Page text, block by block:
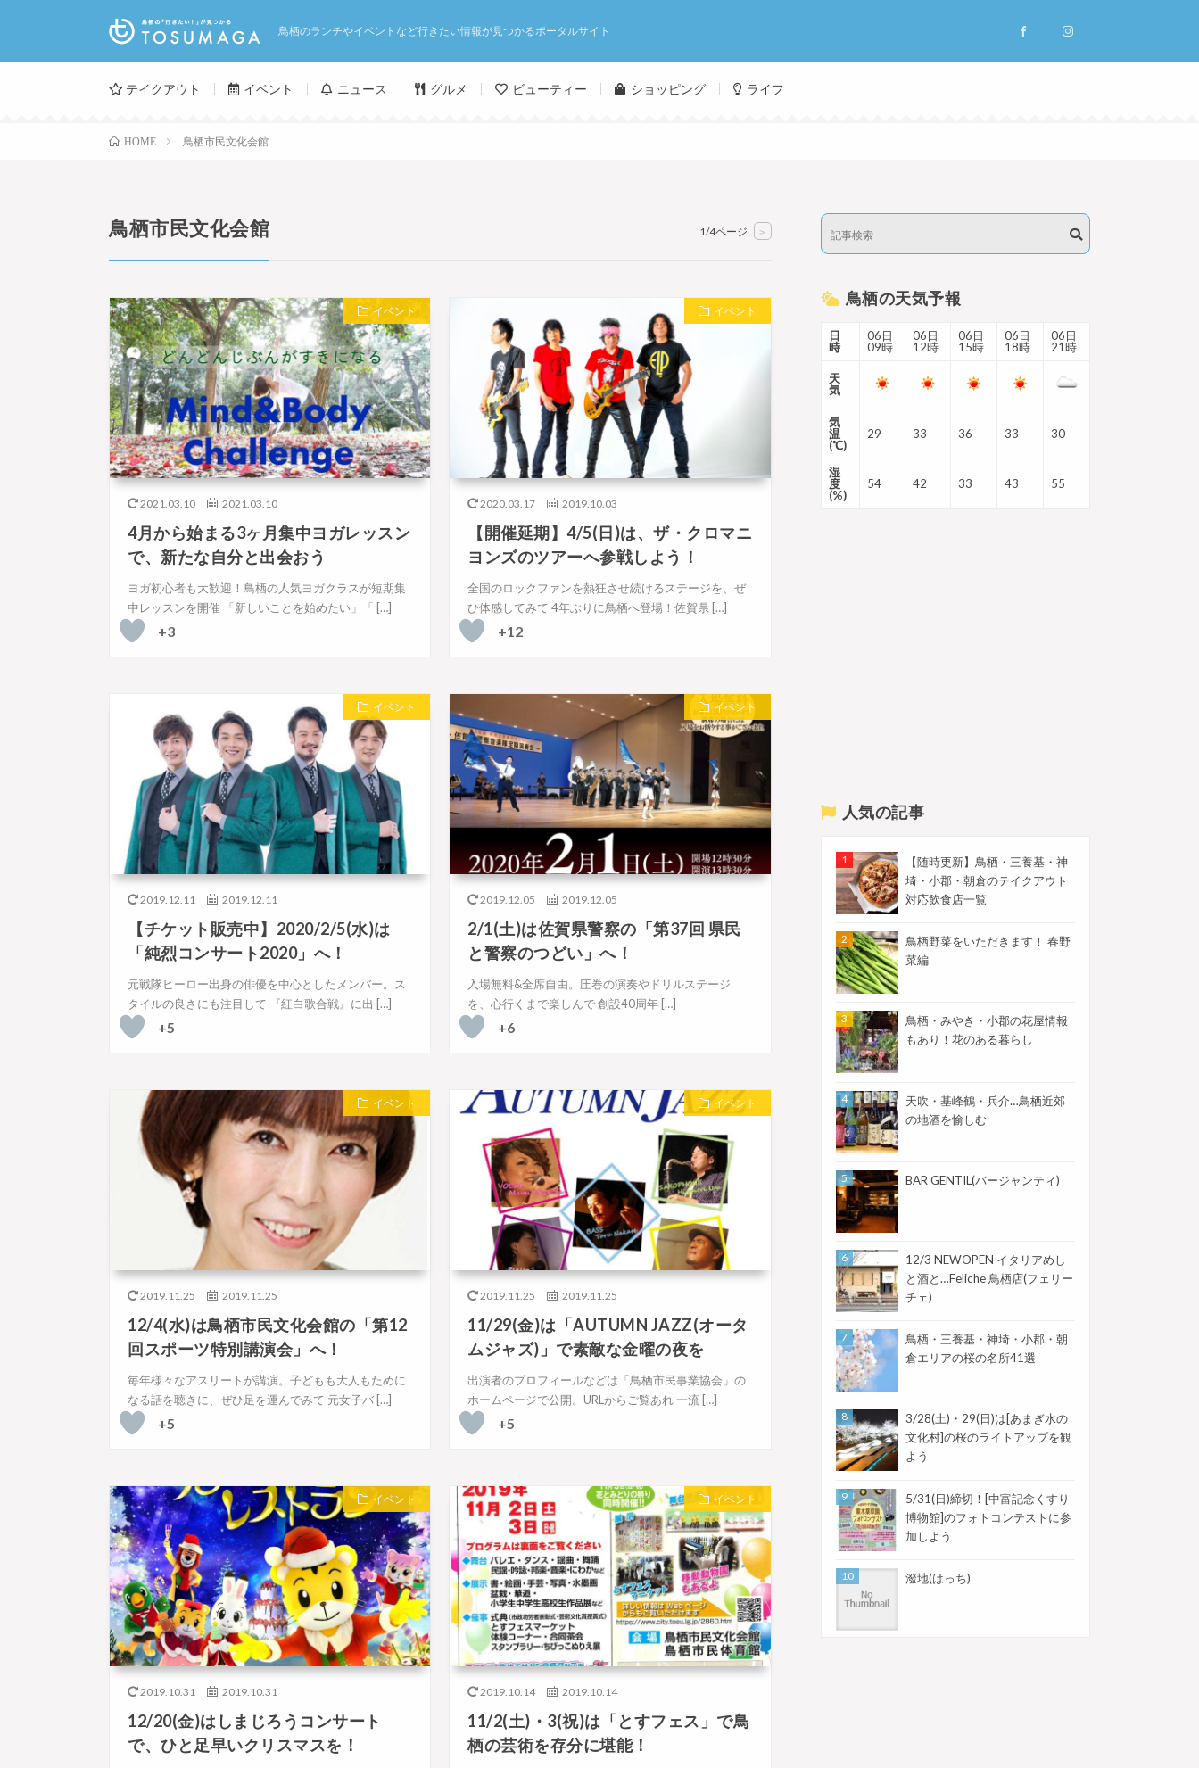
鳥栖のランチやイベントなど行きたい情報が見つかるポータルサイト
テイクアウト イベント ニュース グルメ ビューティー ショッピング ライフ
HOME 鳥栖市民文化会館
鳥栖市民文化会館 1/4ページ >
イベント
2021.03.10 2021.03.10
4月から始まる3ヶ月集中ヨガレッスン
で、新たな自分と出会おう
ヨガ初心者も大歓迎！鳥栖の人気ヨガクラスが短期集
中レッスンを開催 「新しいことを始めたい」「 […]
+3
イベント
2020.03.17 2019.10.03
【開催延期】4/5(日)は、ザ・クロマニ
ヨンズのツアーへ参戦しよう！
全国のロックファンを熱狂させ続けるステージを、ぜ
ひ体感してみて 4年ぶりに鳥栖へ登場！佐賀県 […]
+12
イベント
2019.12.11 2019.12.11
【チケット販売中】2020/2/5(水)は
「純烈コンサート2020」へ！
元戦隊ヒーロー出身の俳優を中心としたメンバー。ス
タイルの良さにも注目して 『紅白歌合戦』に出 […]
+5
イベント
2019.12.05 2019.12.05
2/1(土)は佐賀県警察の「第37回 県民
と警察のつどい」へ！
入場無料&全席自由。圧巻の演奏やドリルステージ
を、心行くまで楽しんで 創設40周年 […]
+6
イベント
2019.11.25 2019.11.25
12/4(水)は鳥栖市民文化会館の「第12
回スポーツ特別講演会」へ！
毎年様々なアスリートが講演。子どもも大人もために
なる話を聴きに、ぜひ足を運んでみて 元女子バ […]
+5
イベント
2019.11.25 2019.11.25
11/29(金)は「AUTUMN JAZZ(オータ
ムジャズ)」で素敵な金曜の夜を
出演者のプロフィールなどは「鳥栖市民事業協会」の
ホームページで公開。URLからご覧あれ 一流 […]
+5
イベント
2019.10.31 2019.10.31
12/20(金)はしまじろうコンサート
で、ひと足早いクリスマスを！
イベント
2019.10.14 2019.10.14
11/2(土)・3(祝)は「とすフェス」で鳥
栖の芸術を存分に堪能！
鳥栖の天気予報
日
時
06日
09時
06日
12時
06日
15時
06日
18時
06日
21時
天
気
気
温
(℃)
29 33 36 33 30
湿
度
(%)
54 42 33 43 55
人気の記事
【随時更新】鳥栖・三養基・神
埼・小郡・朝倉のテイクアウト
対応飲食店一覧
鳥栖野菜をいただきます！ 春野
菜編
鳥栖・みやき・小郡の花屋情報
もあり！花のある暮らし
天吹・基峰鶴・兵介…鳥栖近郊
の地酒を愉しむ
BAR GENTIL(バージャンティ)
12/3 NEWOPEN イタリアめし
と酒と…Feliche 鳥栖店(フェリー
チェ)
鳥栖・三養基・神埼・小郡・朝
倉エリアの桜の名所41選
3/28(土)・29(日)は[あまぎ水の
文化村]の桜のライトアップを観
よう
5/31(日)締切！[中富記念くすり
博物館]のフォトコンテストに参
加しよう
潑地(はっち)